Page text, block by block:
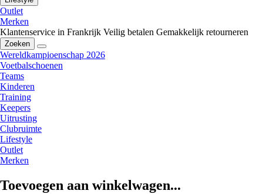
Outlet
Merken
Klantenservice in Frankrijk Veilig betalen Gemakkelijk retourneren
Zoeken
Wereldkampioenschap 2026
Voetbalschoenen
Teams
Kinderen
Training
Keepers
Uitrusting
Clubruimte
Lifestyle
Outlet
Merken
Toevoegen aan winkelwagen...